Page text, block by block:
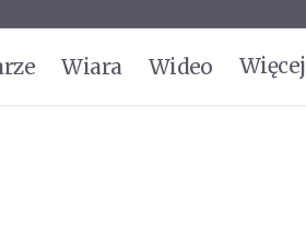
Wiara Wideo Więcej